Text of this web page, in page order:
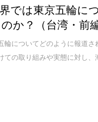
では東京五輪に
か？（台湾・前編
輪についてどのように報道
ての取り組みや実態に対し